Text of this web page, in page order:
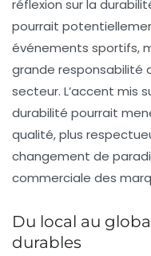
réflexion sur la
pourrait
événements sportifs,
grande responsabilité
secteur. L’accent mis
durabilité pourrait
qualité, plus
changement de
commerciale des
Du local au
durables